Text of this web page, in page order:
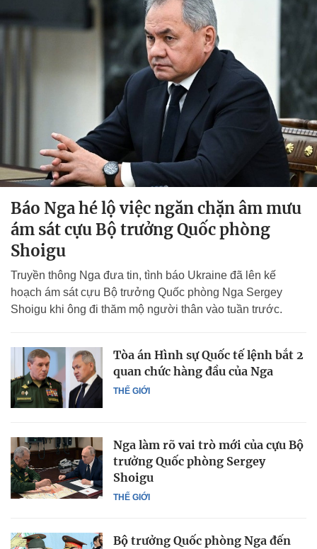
Báo Nga hé lộ việc ngăn chặn âm mưu
ám sát cựu Bộ trưởng Quốc phòng
Shoigu
Truyền thông Nga đưa tin, tình báo Ukraine đã lên kế
hoạch ám sát cựu Bộ trưởng Quốc phòng Nga Sergey
Shoigu khi ông đi thăm mộ người thân vào tuần trước.
THẾ GIỚI
Tòa án Hình sự Quốc tế lệnh bắt 2
quan chức hàng đầu của Nga
THẾ GIỚI
Nga làm rõ vai trò mới của cựu Bộ
trưởng Quốc phòng Sergey
Shoigu
Bộ trưởng Quốc phòng Nga đến